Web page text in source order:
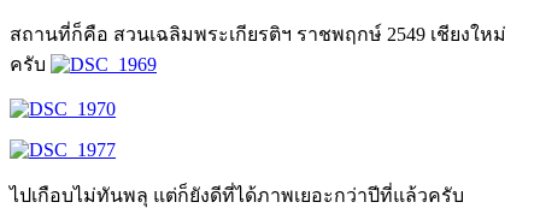
สถานที่ก็คือ สวนเฉลิมพระเกียรติฯ ราชพฤกษ์ 2549 เชียงใหม่
ครับ
ไปเกือบไม่ทันพลุ แต่ก็ยังดีที่ได้ภาพเยอะกว่าปีที่แล้วครับ